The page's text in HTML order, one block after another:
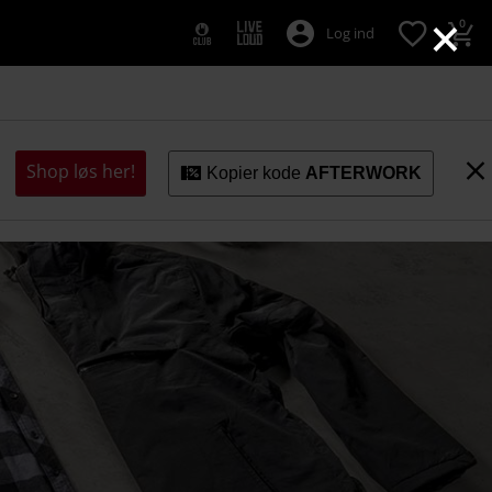
×
Log ind 0
Shop løs her! Kopier kode AFTERWORK